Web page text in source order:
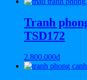
Tranh
TSD172
2.800.000₫